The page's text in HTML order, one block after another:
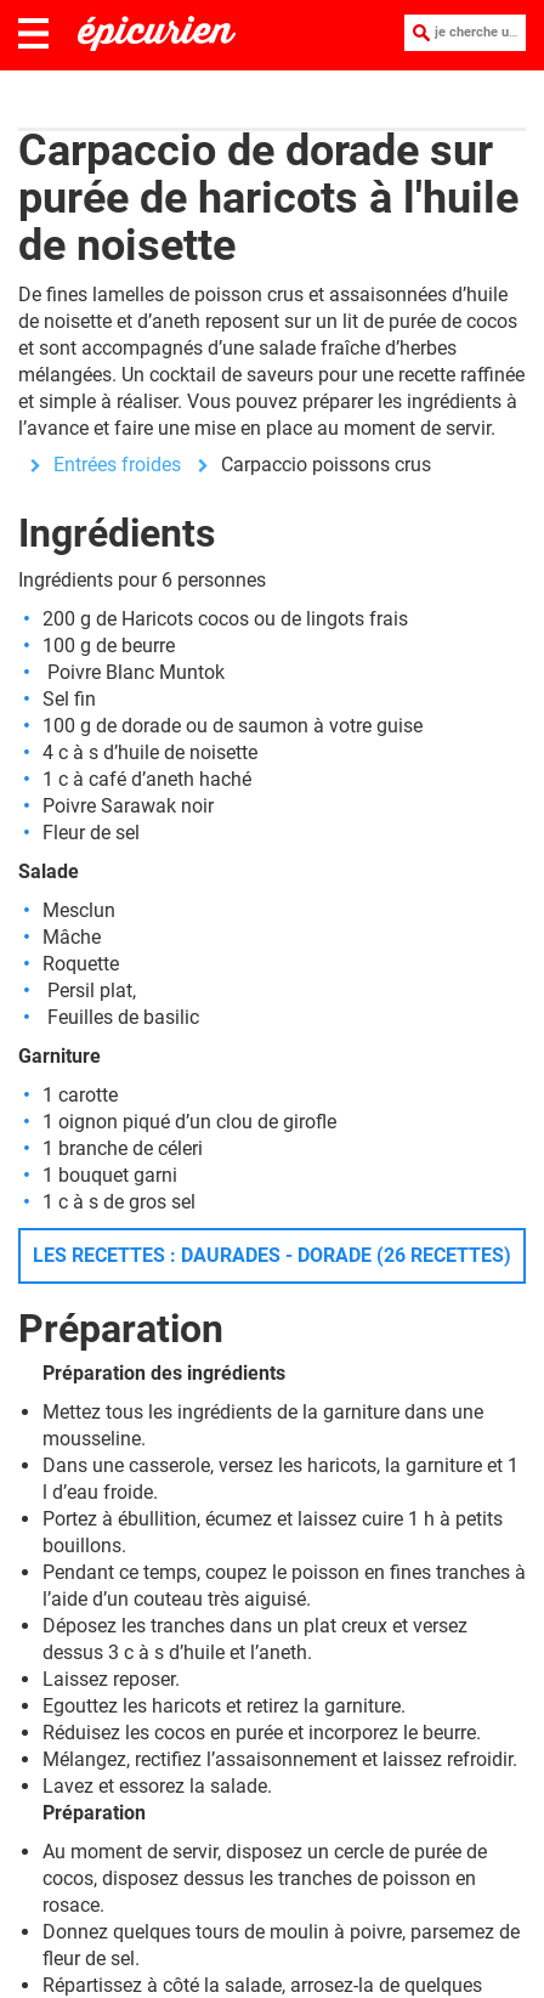
je cherche une recette :
Carpaccio de dorade sur
purée de haricots à l'huile
de noisette
De fines lamelles de poisson crus et assaisonnées d’huile
de noisette et d’aneth reposent sur un lit de purée de cocos
et sont accompagnés d’une salade fraîche d’herbes
mélangées. Un cocktail de saveurs pour une recette raffinée
et simple à réaliser. Vous pouvez préparer les ingrédients à
l’avance et faire une mise en place au moment de servir.
Entrées froides
Carpaccio poissons crus
Ingrédients
Ingrédients pour 6 personnes
200 g de Haricots cocos ou de lingots frais
100 g de beurre
Poivre Blanc Muntok
Sel fin
100 g de dorade ou de saumon à votre guise
4 c à s d’huile de noisette
1 c à café d’aneth haché
Poivre Sarawak noir
Fleur de sel
Salade
Mesclun
Mâche
Roquette
Persil plat,
Feuilles de basilic
Garniture
1 carotte
1 oignon piqué d’un clou de girofle
1 branche de céleri
1 bouquet garni
1 c à s de gros sel
LES RECETTES : DAURADES - DORADE (26 RECETTES)
Préparation
Préparation des ingrédients
Mettez tous les ingrédients de la garniture dans une
mousseline.
Dans une casserole, versez les haricots, la garniture et 1
l d’eau froide.
Portez à ébullition, écumez et laissez cuire 1 h à petits
bouillons.
Pendant ce temps, coupez le poisson en fines tranches à
l’aide d’un couteau très aiguisé.
Déposez les tranches dans un plat creux et versez
dessus 3 c à s d’huile et l’aneth.
Laissez reposer.
Egouttez les haricots et retirez la garniture.
Réduisez les cocos en purée et incorporez le beurre.
Mélangez, rectifiez l’assaisonnement et laissez refroidir.
Lavez et essorez la salade.
Préparation
Au moment de servir, disposez un cercle de purée de
cocos, disposez dessus les tranches de poisson en
rosace.
Donnez quelques tours de moulin à poivre, parsemez de
fleur de sel.
Répartissez à côté la salade, arrosez-la de quelques